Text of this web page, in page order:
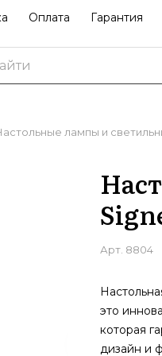
Оплата Гарантия
лампы и
Арт. 8804
это
которая
дизайн и